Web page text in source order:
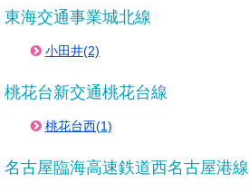
東海交通事業城北線
小田井(2)
桃花台新交通桃花台線
桃花台西(1)
名古屋臨海高速鉄道西名古屋港線